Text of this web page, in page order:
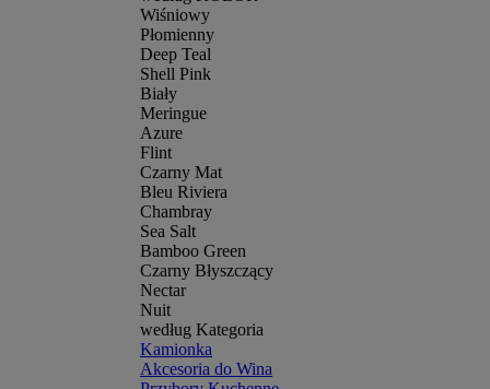
Wiśniowy
Płomienny
Deep Teal
Shell Pink
Biały
Meringue
Azure
Flint
Czarny Mat
Bleu Riviera
Chambray
Sea Salt
Bamboo Green
Czarny Błyszczący
Nectar
Nuit
według Kategoria
Kamionka
Akcesoria do Wina